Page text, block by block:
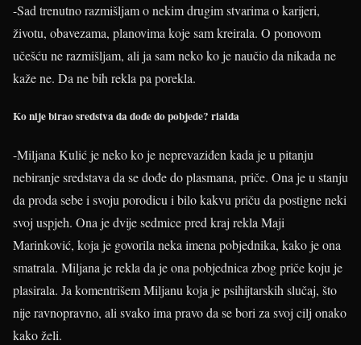
-Sad trenutno razmišljam o nekim drugim stvarima o karijeri,
životu, obavezama, planovima koje sam kreirala. O ponovom
učešću ne razmišljam, ali ja sam neko ko je naučio da nikada ne
kaže ne. Da ne bih rekla pa porekla.
Ko nije birao sredstva da dođe do pobjede? rialda
-Miljana Kulić je neko ko je neprevaziđen kada je u pitanju
nebiranje sredstava da se dođe do plasmana, priče. Ona je u stanju
da proda sebe i svoju porodicu i bilo kakvu priču da postigne neki
svoj uspjeh. Ona je dvije sedmice pred kraj rekla Maji
Marinković, koja je govorila neka imena pobjednika, kako je ona
smatrala. Miljana je rekla da je ona pobjednica zbog priče koju je
plasirala. Ja komentrišem Miljanu koja je psihijtarskih slučaj, što
nije ravnopravno, ali svako ima pravo da se bori za svoj cilj onako
kako želi.